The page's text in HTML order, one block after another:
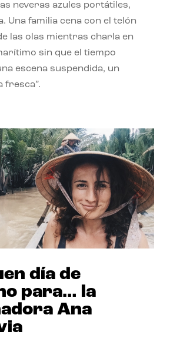
neveras azules portátiles,
Una familia cena con el telón
las olas mientras charla en
sin que el tiempo
escena suspendida, un
fresca”.
día de
para… la
Ana